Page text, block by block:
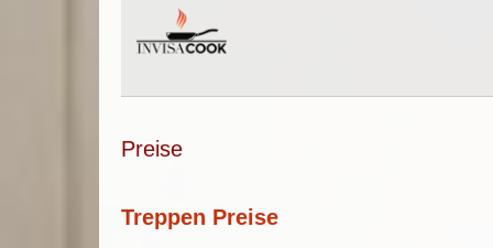
Preise
Treppen Preise